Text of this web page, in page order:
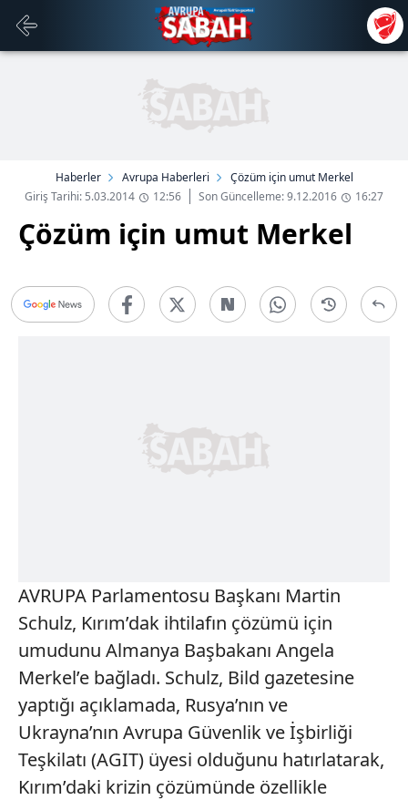
Haberler Avrupa Haberleri
Çözüm için umut Merkel
Giriş Tarihi: 5.03.2014
12:56 Son Güncelleme: 9.12.2016 16:27
Çözüm için umut Merkel
AVRUPA Parlamentosu Başkanı Martin
Schulz, Kırım’dak ihtilafın çözümü için
umudunu Almanya Başbakanı Angela
Merkel’e bağladı. Schulz, Bild gazetesine
yaptığı açıklamada, Rusya’nın ve
Ukrayna’nın Avrupa Güvenlik ve İşbirliği
Teşkilatı (AGIT) üyesi olduğunu hatırlatarak,
Kırım’daki krizin çözümünde özellikle